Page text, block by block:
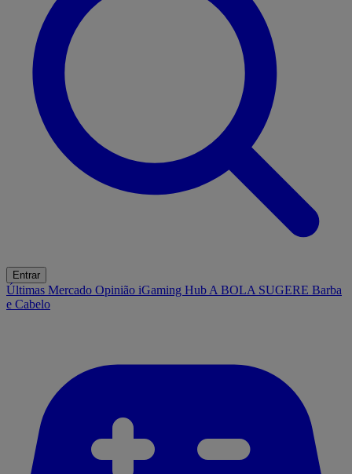
Entrar
Últimas Mercado Opinião iGaming Hub A BOLA SUGERE Barba
e Cabelo